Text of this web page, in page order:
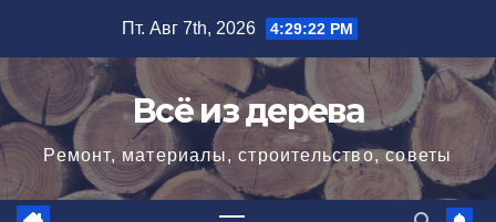
содержимому
Пт. Авг 7th, 2026 4:29:24 PM
Всё из дерева
Ремонт, материалы, строительство, советы